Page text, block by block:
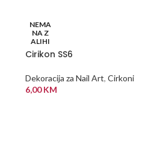
NEMA
NA Z
ALIHI
Cirikon SS6
Dekoracija za Nail Art, Cirkoni
6,00KM